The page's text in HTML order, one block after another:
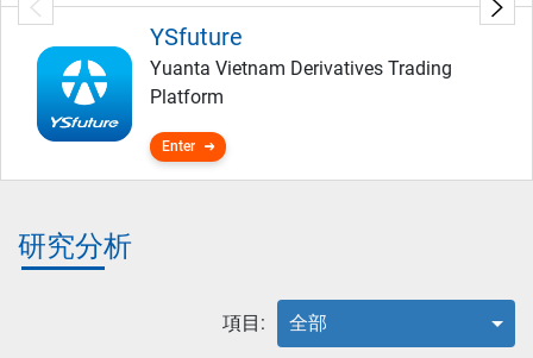
YSfuture
Yuanta Vietnam Derivatives Trading
Platform
Enter
研究分析
項目: 全部